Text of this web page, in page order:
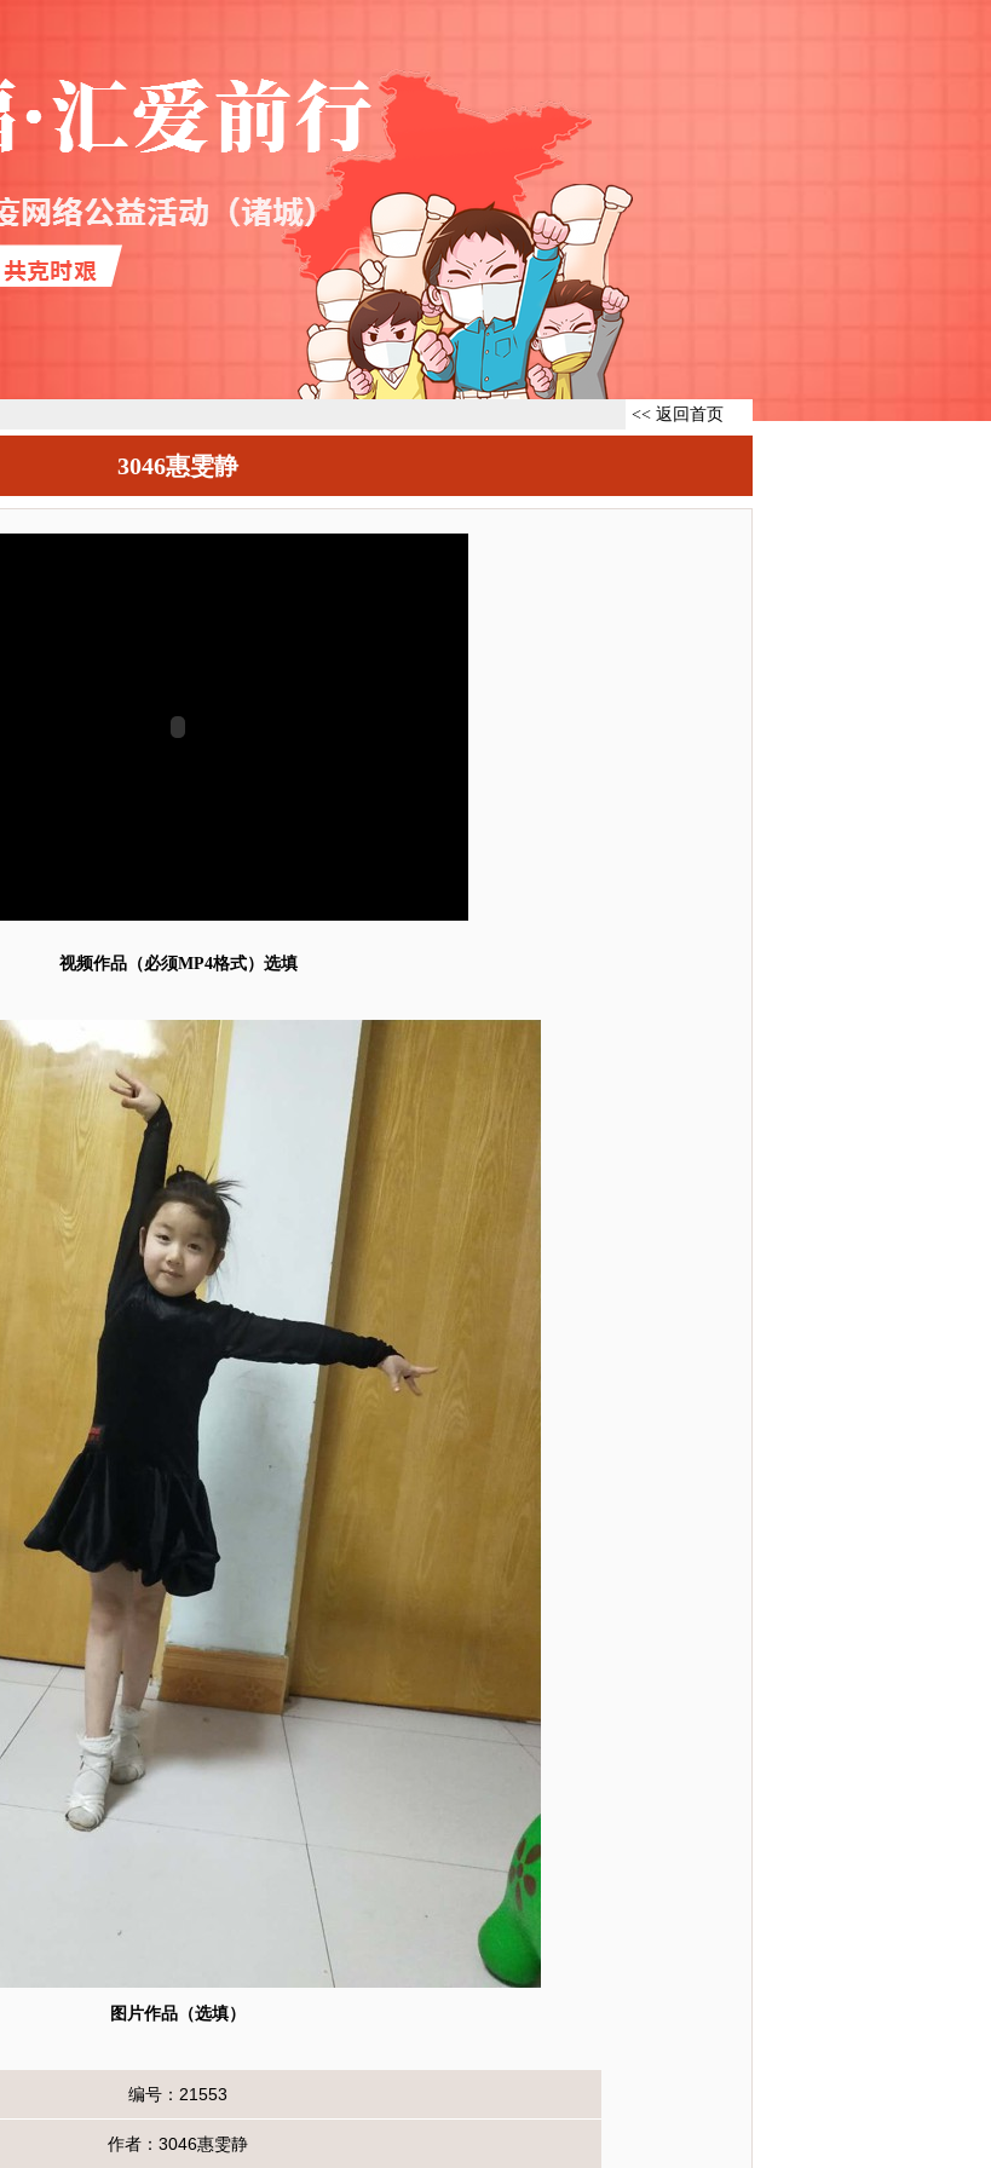
<< 返回首页
3046惠雯静
视频作品（必须MP4格式）选填
图片作品（选填）
编号：21553
作者：3046惠雯静